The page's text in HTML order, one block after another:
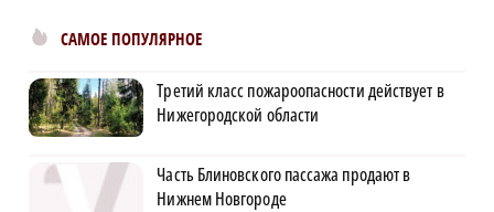
САМОЕ ПОПУЛЯРНОЕ
Третий класс пожароопасности действует в
Нижегородской области
Часть Блиновского пассажа продают в
Нижнем Новгороде